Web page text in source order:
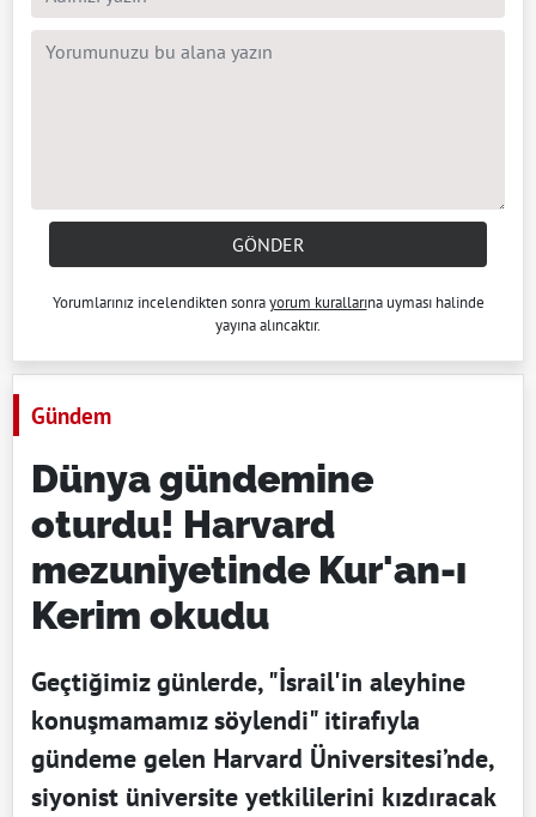
GÖNDER
Yorumlarınız incelendikten sonrayorum kurallarına uyması halinde
yayına alıncaktır.
Gündem
Dünya gündemine
oturdu! Harvard
mezuniyetinde Kur'an-ı
Kerim okudu
Geçtiğimiz günlerde, "İsrail'in aleyhine
konuşmamamız söylendi" itirafıyla
gündeme gelen Harvard Üniversitesi’nde,
siyonist üniversite yetkililerini kızdıracak